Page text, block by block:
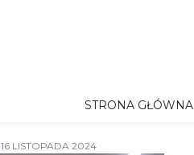
STRONA GŁÓWNA
16 LISTOPADA 2024